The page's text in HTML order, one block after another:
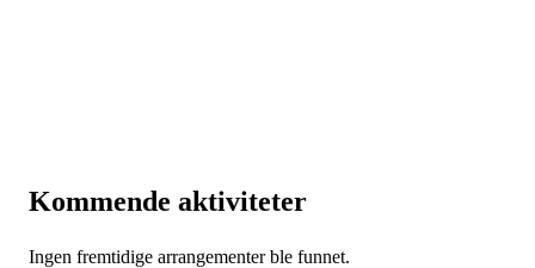
Kommende aktiviteter
Ingen fremtidige arrangementer ble funnet.